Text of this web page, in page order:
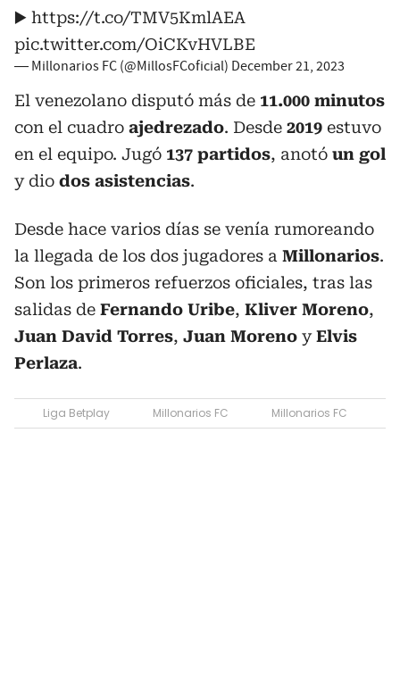
▶️ https://t.co/TMV5KmlAEA
pic.twitter.com/OiCKvHVLBE
— Millonarios FC (@MillosFCoficial) December 21, 2023
El venezolano disputó más de 11.000 minutos
con el cuadro ajedrezado. Desde 2019 estuvo
en el equipo. Jugó 137 partidos, anotó un gol
y dio dos asistencias.
Desde hace varios días se venía rumoreando
la llegada de los dos jugadores a Millonarios.
Son los primeros refuerzos oficiales, tras las
salidas de Fernando Uribe, Kliver Moreno,
Juan David Torres, Juan Moreno yElvis
Perlaza.
Liga Betplay Millonarios FC Millonarios FC